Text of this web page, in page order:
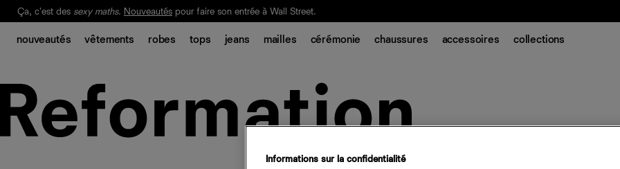
Notre Bilan Responsable 2025 est ici. Lisez-le
Ça, c'est des sexy maths. Nouveautés pour faire son entrée à Wall Street.
nouveautés vêtements robes tops jeans mailles cérémonie chaussures accessoires collections
Informations sur la confidentialité